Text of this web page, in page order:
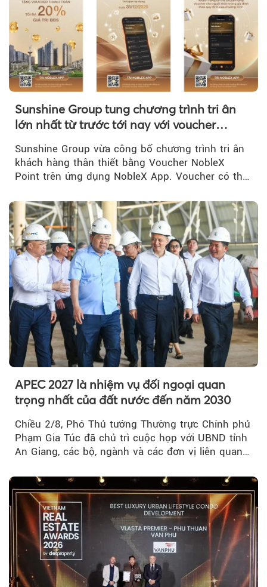
Sunshine Group tung chương trình tri ân
lớn nhất từ trước tới nay với voucher
NobleX Point cho khách hàng thân thiết
Sunshine Group vừa công bố chương trình tri ân
khách hàng thân thiết bằng Voucher NobleX
Point trên ứng dụng NobleX App. Voucher có thể
APEC 2027 là nhiệm vụ đối ngoại quan
trọng nhất của đất nước đến năm 2030
Chiều 2/8, Phó Thủ tướng Thường trực Chính phủ
Phạm Gia Túc đã chủ trì cuộc họp với UBND tỉnh
An Giang, các bộ, ngành và các đơn vị liên quan